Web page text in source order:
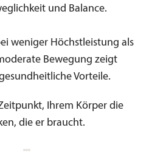
und Balance.
weniger Höchstleistung als
Bewegung zeigt
Vorteile.
Ihrem Körper die
die er braucht.